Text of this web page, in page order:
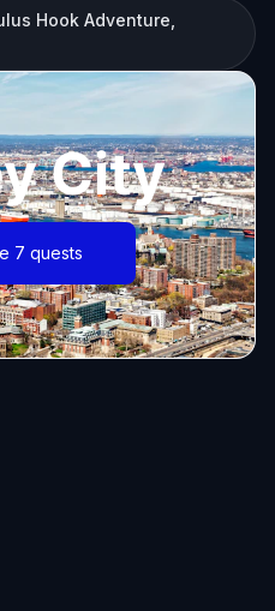
Hook Adventure,
City
7 quests